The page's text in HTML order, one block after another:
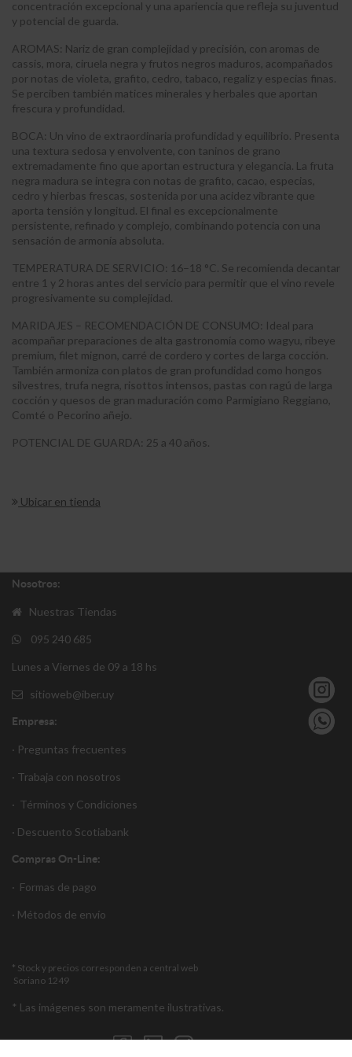
concentración excepcional y una apariencia que refleja su juventud
y potencial de guarda.
AROMAS: Nariz de gran complejidad y precisión, con aromas de
cassis, mora, ciruela negra y frutos negros maduros, acompañados
por notas de violeta, grafito, cedro, tabaco, regaliz y especias finas.
Se perciben también matices minerales y herbales que aportan
frescura y profundidad.
BOCA: Un vino de extraordinaria profundidad y equilibrio. Presenta
una textura sedosa y envolvente, con taninos de grano
extremadamente fino que aportan estructura y elegancia. La fruta
negra madura se integra con notas de grafito, cacao, especias,
cedro y hierbas frescas, sostenida por una acidez vibrante que
aporta tensión y longitud. El final es excepcionalmente
persistente, refinado y complejo, combinando potencia con una
sensación de armonía absoluta.
TEMPERATURA DE SERVICIO: 16–18 °C. Se recomienda decantar
entre 1 y 2 horas antes del servicio para permitir que el vino revele
progresivamente su complejidad.
MARIDAJES – RECOMENDACIÓN DE CONSUMO: Ideal para
acompañar preparaciones de alta gastronomía como wagyu, ribeye
premium, filet mignon, carré de cordero y cortes de larga cocción.
También armoniza con platos de gran profundidad como hongos
silvestres, trufa negra, risottos intensos, pastas con ragú de larga
cocción y quesos de gran maduración como Parmigiano Reggiano,
Comté o Pecorino añejo.
POTENCIAL DE GUARDA: 25 a 40 años.
Ubicar en tienda
Nosotros:
Nuestras Tiendas
095 240 685
Lunes a Viernes de 09 a 18 hs
sitioweb@iber.uy
Empresa:
· Preguntas frecuentes
· Trabaja con nosotros
· Términos y Condiciones
· Descuento Scotiabank
Compras On-Line:
· Formas de pago
· Métodos de envío
* Stock y precios corresponden a central web
Soriano 1249
* Las imágenes son meramente ilustrativas.
Encuéntranos en: